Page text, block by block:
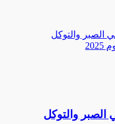
الصبر والتوكل
الصبر والتوكل